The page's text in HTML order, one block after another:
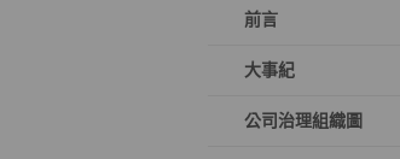
前言
大事紀
公司治理組織圖